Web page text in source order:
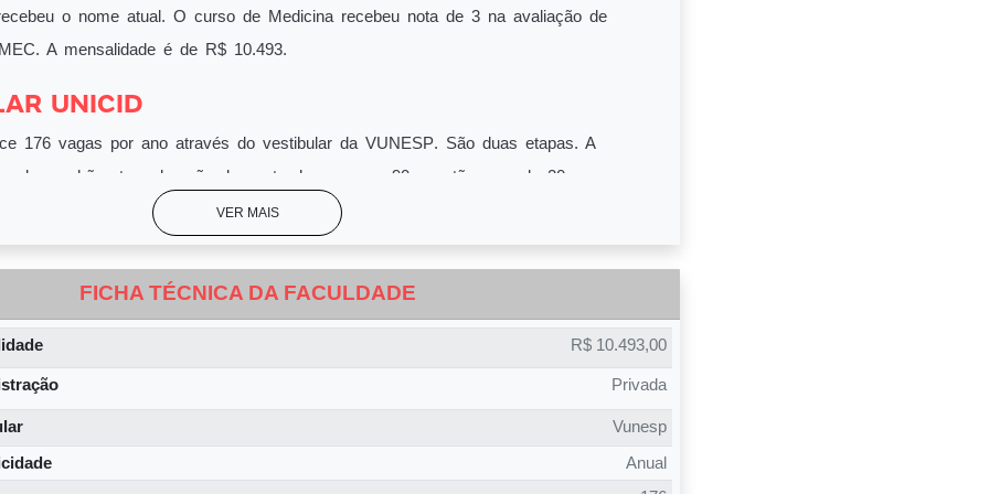
o nome atual. O curso de Medicina recebeu nota de 3 na avaliação de
A mensalidade é de R$ 10.493.
UNICID
176 vagas por ano através do vestibular daVUNESP. São duas etapas. A
de manhã e tem duração de quatro horas, com 90 questões, sendo 20
e Química, além de uma redação. A segunda etapa é a tarde e tem 60
de matemática, português, história, geografia, física e inglês. Ela acontece
e a taxa deinscrição é de R$ 350. Também é possível entrar através do
PBL
conhecimento
nas aulas. As aulas expositivas tradicionais são raras ao longo do curso e os
VER MAIS
FICHA TÉCNICA DA FACULDADE
R$ 10.493,00
Privada
Vunesp
Anual